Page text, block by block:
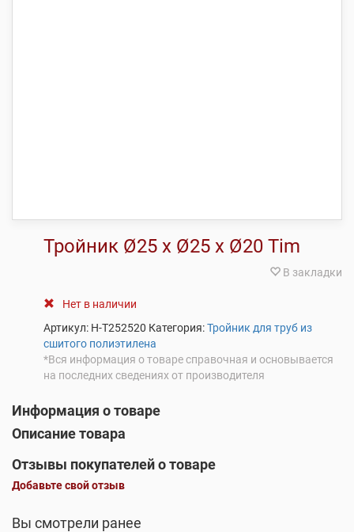
Тройник Ø25 х Ø25 х Ø20 Tim
В закладки
Нет в наличии
Артикул: Н-Т252520 Категория:Тройник для труб из
сшитого полиэтилена
*Вся информация о товаре справочная и основывается
на последних сведениях от производителя
Информация о товаре
Описание товара
Отзывы покупателей о товаре
Добавьте свой отзыв
Вы смотрели ранее